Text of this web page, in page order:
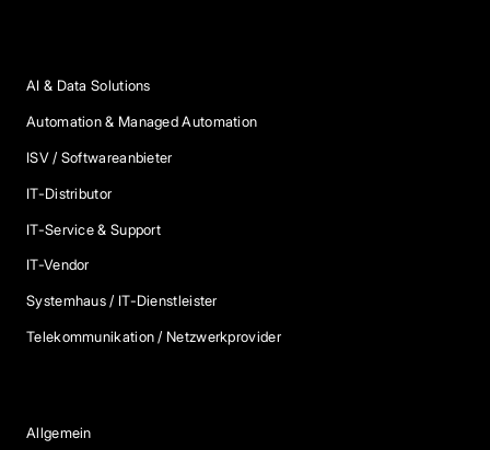
AI & Data Solutions
Automation & Managed Automation
ISV / Softwareanbieter
IT-Distributor
IT-Service & Support
IT-Vendor
Systemhaus / IT-Dienstleister
Telekommunikation / Netzwerkprovider
Allgemein